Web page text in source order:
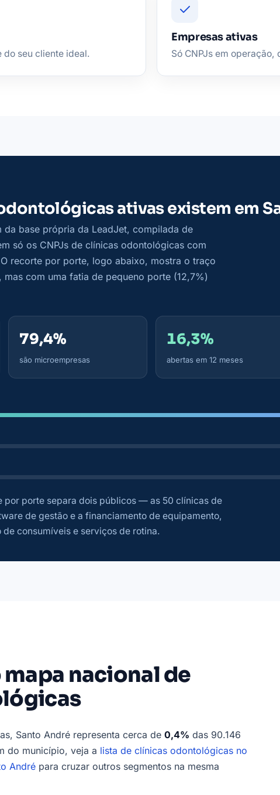
do seu cliente ideal.
Empresas ativas
Só CNPJs em
ativas existem em
da base própria da LeadJet, compilada de
só os CNPJs de clínicas odontológicas com
recorte por porte, logo abaixo, mostra o traço
com uma fatia de pequeno porte (12,7%)
79,4%
são microempresas
16,3%
abertas em 12 meses
por porte separa dois públicos — as 50 clínicas de
de gestão e a financiamento de equipamento,
consumíveis e serviços de rotina.
nacional de
Santo André representa cerca de 0,4% das 90.146
do município, veja a lista de clínicas odontológicas no
André para cruzar outros segmentos na mesma